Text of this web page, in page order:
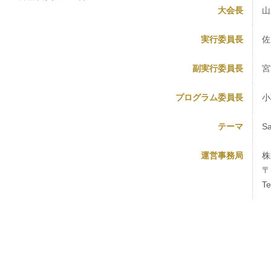
大会長
実行委員長
副実行委員長
プログラム委員長
テーマ
運営事務局